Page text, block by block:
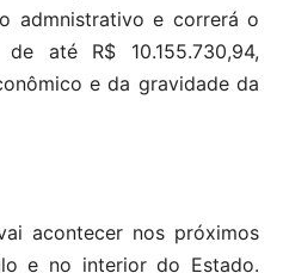
admnistrativo e correrá o
até R$ 10.155.730,94,
e da gravidade da
acontecer nos próximos
e no interior do Estado.